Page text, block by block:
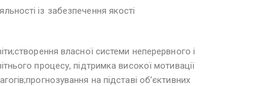
із забезпечення якості
власної системи неперервного і
процесу, підтримка високої мотивації
на підставі об’єктивних